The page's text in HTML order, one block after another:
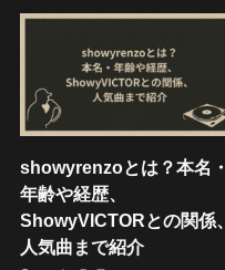
showyrenzoとは？本名・
年齢や経歴、
ShowyVICTORとの関係、
人気曲まで紹介